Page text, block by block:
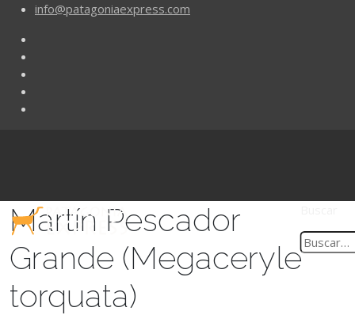
info@patagoniaexpress.com
Martín Pescador
Grande (Megaceryle
torquata)